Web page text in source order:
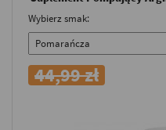
Wybierz smak:
44,99 zł